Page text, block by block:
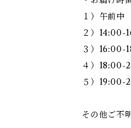
１）午前中
２）14:00-
３）16:00-
４）18:00-
５）19:00-
その他ご不